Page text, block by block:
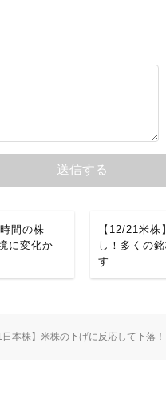
間の株
に変化か
【12/21米
し！多くの
す
日本株】米株の下げに反応して下落